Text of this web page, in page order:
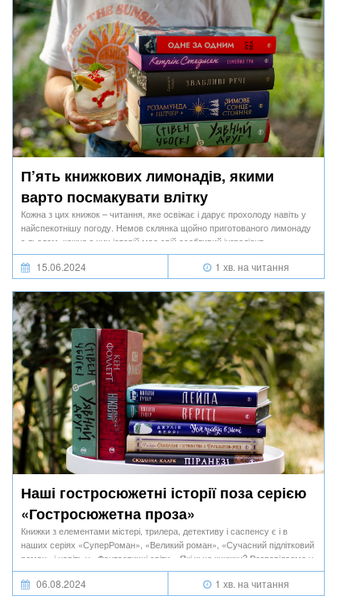
П’ять книжкових лимонадів, якими
варто посмакувати влітку
Кожна з цих книжок – читання, яке освіжає і дарує прохолоду навіть у
найспекотнішу погоду. Немов склянка щойно приготованого лимонаду
з льодом, кожна з цих історій має свій особливий інгредієнт.
15.06.2024 1 хв. на читання
Наші гостросюжетні історії поза серією
«Гостросюжетна проза»
Книжки з елементами містері, трилера, детективу і саспенсу є і в
наших серіях «СуперРоман», «Великий роман», «Сучасний підлітковий
роман» і навіть у «Фантастичні світи». Які ж це книжки? Розповідаємо у
цій добірці.
06.08.2024 1 хв. на читання